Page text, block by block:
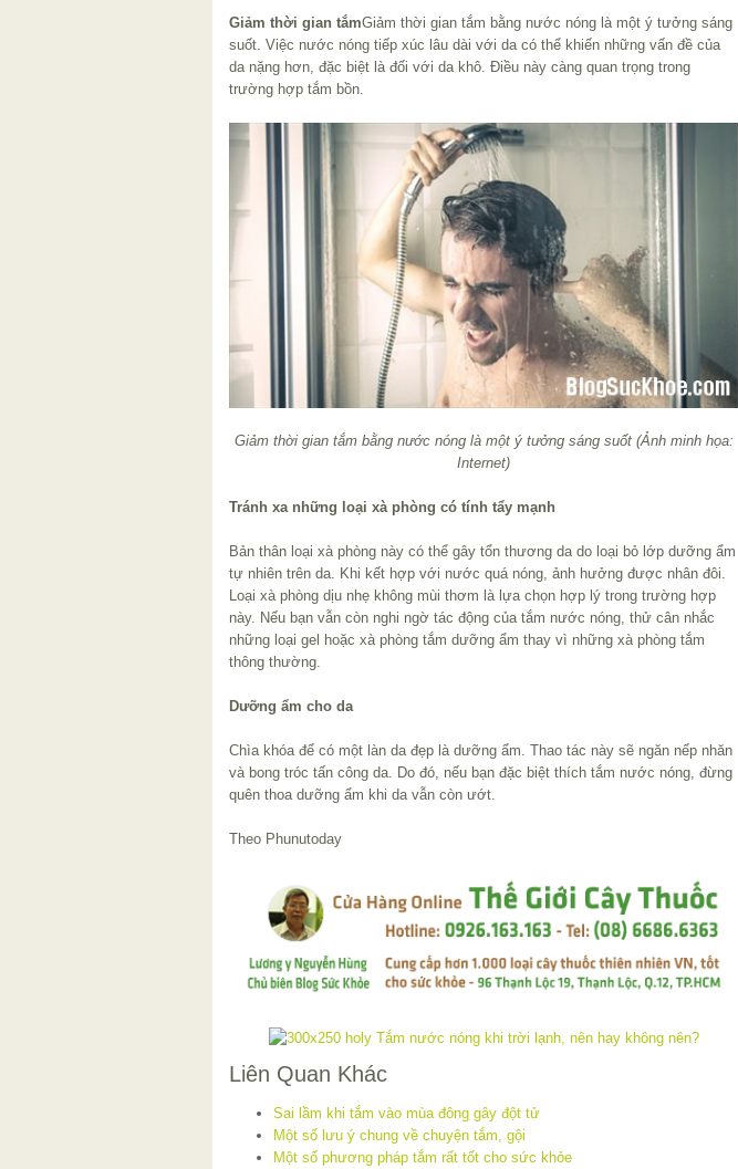
Giảm thời gian tắmGiảm thời gian tắm bằng nước nóng là một ý tưởng sáng
suốt. Việc nước nóng tiếp xúc lâu dài với da có thể khiến những vấn đề của
da nặng hơn, đặc biệt là đối với da khô. Điều này càng quan trọng trong
trường hợp tắm bồn.
Giảm thời gian tắm bằng nước nóng là một ý tưởng sáng suốt (Ảnh minh họa:
Internet)
Tránh xa những loại xà phòng có tính tẩy mạnh
Bản thân loại xà phòng này có thể gây tổn thương da do loại bỏ lớp dưỡng ẩm
tự nhiên trên da. Khi kết hợp với nước quá nóng, ảnh hưởng được nhân đôi.
Loại xà phòng dịu nhẹ không mùi thơm là lựa chọn hợp lý trong trường hợp
này. Nếu bạn vẫn còn nghi ngờ tác động của tắm nước nóng, thử cân nhắc
những loại gel hoặc xà phòng tắm dưỡng ẩm thay vì những xà phòng tắm
thông thường.
Dưỡng ẩm cho da
Chìa khóa để có một làn da đẹp là dưỡng ẩm. Thao tác này sẽ ngăn nếp nhăn
và bong tróc tấn công da. Do đó, nếu bạn đặc biệt thích tắm nước nóng, đừng
quên thoa dưỡng ẩm khi da vẫn còn ướt.
Theo Phunutoday
Liên Quan Khác
Sai lầm khi tắm vào mùa đông gây đột tử
Một số lưu ý chung về chuyện tắm, gội
Một số phương pháp tắm rất tốt cho sức khỏe